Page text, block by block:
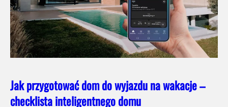
Jak przygotować dom do wyjazdu na wakacje –
checklista inteligentnego domu